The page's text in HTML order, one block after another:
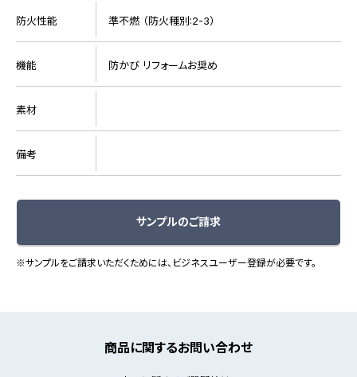
防火性能 準不燃 （防火種別:2-3）
機能 防かび リフォームお奨め
素材
備考
サンプルのご請求
※サンプルをご請求いただくためには、ビジネスユーザー登録が必要です。
商品に関するお問い合わせ